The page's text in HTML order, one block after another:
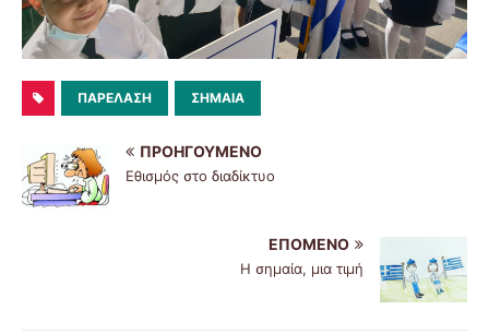
ΠΑΡΈΛΑΣΗ ΣΗΜΑΊΑ
ΠΡΟΗΓΟΎΜΕΝΟ
Εθισμός στο διαδίκτυο
ΕΠΌΜΕΝΟ
Η σημαία, μια τιμή